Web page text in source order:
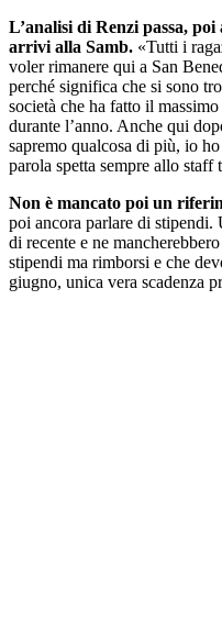
L’analisi di Renzi passa,
arrivi alla Samb. «Tutti i
voler rimanere qui a San
perché significa che si sono
società che ha fatto il
durante l’anno. Anche qui
sapremo qualcosa di più, io
parola spetta sempre allo staff
Non è mancato poi un
poi ancora parlare di stipendi.
di recente e ne
stipendi ma rimborsi e che
giugno, unica vera scadenza